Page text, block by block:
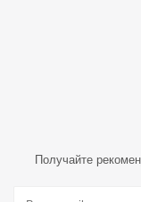
Получайте